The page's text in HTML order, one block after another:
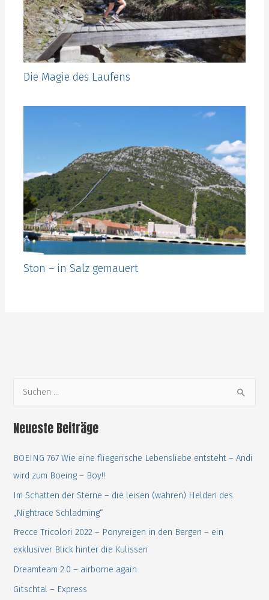
Die Magie des Laufens
Ston – in Salz gemauert
c
e
n
n
a
Neueste Beiträge
BOEING 767 Wie eine fliegerische Lebensliebe entsteht – Andi
wird zum Boeing – Boy!!
Im Schatten der Sterne – die leisen (wahren) Helden des
„Nightrace Schladming“
Frecce Tricolori 2022 – Ponyreigen in den Bergen – ein
exklusiver Blick hinter die Kulissen
Dreamteam 2.0 – airborne again
Gitschtal – Express